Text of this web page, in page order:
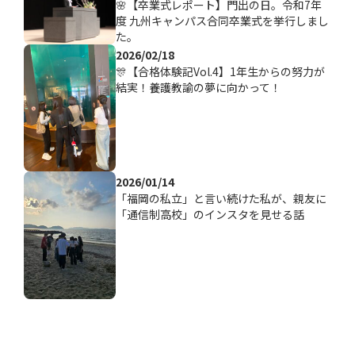
🌸【卒業式レポート】門出の日。令和7年
度 九州キャンパス合同卒業式を挙行しまし
た。
2026/02/18
🎊【合格体験記Vol.4】1年生からの努力が
結実！養護教諭の夢に向かって！
2026/01/14
「福岡の私立」と言い続けた私が、親友に
「通信制高校」のインスタを見せる話